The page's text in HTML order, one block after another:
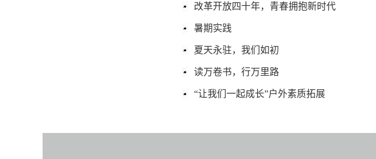
改革开放四十年，青春拥抱新时代
暑期实践
夏天永驻，我们如初
读万卷书，行万里路
“让我们一起成长”户外素质拓展